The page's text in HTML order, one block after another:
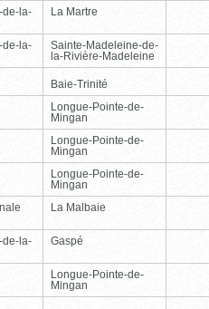
de-la-
La Martre
de-la-
Sainte-Madeleine-de-
la-Rivière-Madeleine
Baie-Trinité
Longue-Pointe-de-
Mingan
Longue-Pointe-de-
Mingan
Longue-Pointe-de-
Mingan
La Malbaie
de-la-
Gaspé
Longue-Pointe-de-
Mingan